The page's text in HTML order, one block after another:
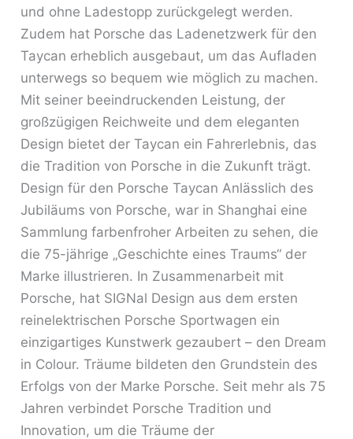
und ohne Ladestopp zurückgelegt werden.
Zudem hat Porsche das Ladenetzwerk für den
Taycan erheblich ausgebaut, um das Aufladen
unterwegs so bequem wie möglich zu machen.
Mit seiner beeindruckenden Leistung, der
großzügigen Reichweite und dem eleganten
Design bietet der Taycan ein Fahrerlebnis, das
die Tradition von Porsche in die Zukunft trägt.
Design für den Porsche Taycan Anlässlich des
Jubiläums von Porsche, war in Shanghai eine
Sammlung farbenfroher Arbeiten zu sehen, die
die 75-jährige „Geschichte eines Traums“ der
Marke illustrieren. In Zusammenarbeit mit
Porsche, hat SIGNal Design aus dem ersten
reinelektrischen Porsche Sportwagen ein
einzigartiges Kunstwerk gezaubert – den Dream
in Colour. Träume bildeten den Grundstein des
Erfolgs von der Marke Porsche. Seit mehr als 75
Jahren verbindet Porsche Tradition und
Innovation, um die Träume der